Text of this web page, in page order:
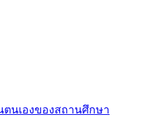
ตนเองของสถานศึกษา